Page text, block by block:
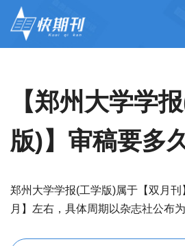
【郑州大学学
版)】审稿要多
郑州大学学报(工学版)属于【双月
月】左右，具体周期以杂志社公布为